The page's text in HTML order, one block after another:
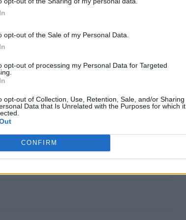
opt-out of the Sale of my Personal Data.
opt-out of processing my Personal Data for Targeted
opt-out of Collection, Use, Retention, Sale, and/or Sharing
Data that Is Unrelated with the Purposes for which it
CONFIRM
από
έως τον παθολογικό
προσωπικότητας»
χαρακτηριστικάμπορεί να
NPD
,ανάγκη για θαυμασμό,
μεγαλομανία.